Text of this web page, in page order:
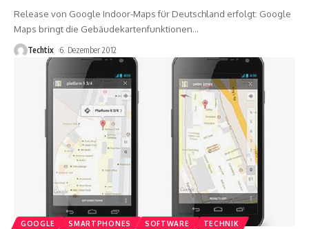
Release von Google Indoor-Maps für Deutschland erfolgt: Google
Maps bringt die Gebäudekartenfunktionen…
Techtix 6. Dezember 2012
GOOGLE SMARTPHONES SOFTWARE TECHNIK